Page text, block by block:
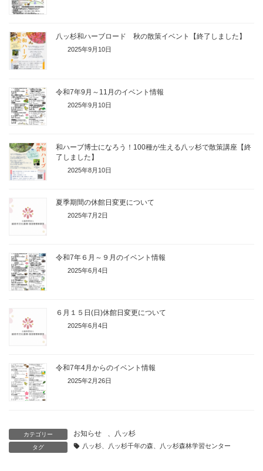
八ッ杉和ハーブロード 秋の散策イベント【終了しました】
2025年9月10日
令和7年9月～11月のイベント情報
2025年9月10日
和ハーブ博士になろう！100種が生える八ッ杉で散策講座【終
了しました】
2025年8月10日
夏季期間の休館日変更について
2025年7月2日
令和7年６月～９月のイベント情報
2025年6月4日
６月１５日(日)休館日変更について
2025年6月4日
令和7年4月からのイベント情報
2025年2月26日
カテゴリー お知らせ 八ッ杉
タグ 八ッ杉、八ッ杉千年の森、八ッ杉森林学習センター